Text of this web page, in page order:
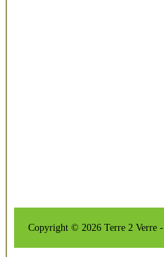
Copyright © 2026 Terre 2 Verre -